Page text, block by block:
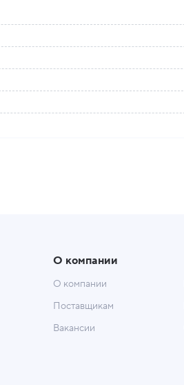
О компании
О компании
Поставщикам
Вакансии